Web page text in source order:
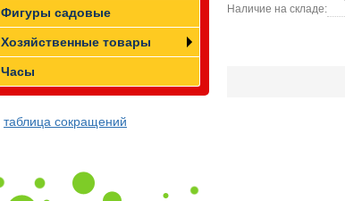
Фигуры садовые
Хозяйственные товары
Часы
таблица сокращений
Наличие на складе: